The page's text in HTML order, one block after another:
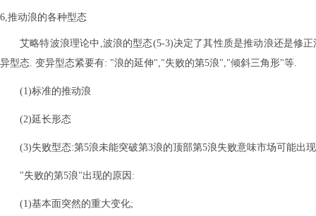
6,推动浪的各种型态
艾略特波浪理论中,波浪的型态(5-3)决定了其性质是推动浪还是修
异型态. 变异型态紧要有: "浪的延伸","失败的第5浪","倾斜三角形"等.
(1)标准的推动浪
(2)延长形态
(3)失败型态:第5浪未能突破第3浪的顶部第5浪失败意味市场可能出
"失败的第5浪"出现的原因:
(1)基本面突然的重大变化;